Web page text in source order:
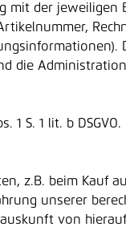
mit der jeweiligen
die
1 S. 1 lit. b DSGVO.
z.B. beim Kauf
unserer
von